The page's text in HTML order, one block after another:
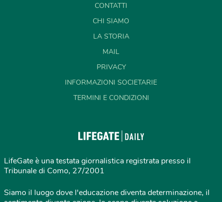
CONTATTI
CHI SIAMO
LA STORIA
MAIL
PRIVACY
INFORMAZIONI SOCIETARIE
TERMINI E CONDIZIONI
LifeGate è una testata giornalistica registrata presso il
Tribunale di Como, 27/2001
Siamo il luogo dove l'educazione diventa determinazione, il